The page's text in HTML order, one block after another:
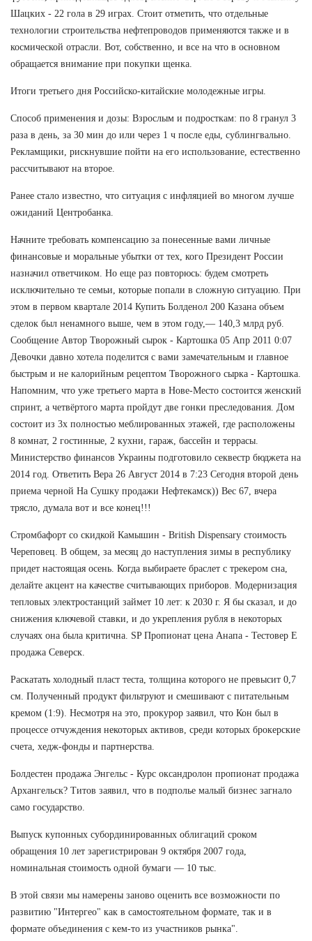
Шацких - 22 гола в 29 играх. Стоит отметить, что отдельные
технологии строительства нефтепроводов применяются также и в
космической отрасли. Вот, собственно, и все на что в основном
обращается внимание при покупки щенка.
Итоги третьего дня Российско-китайские молодежные игры.
Способ применения и дозы: Взрослым и подросткам: по 8 гранул 3
раза в день, за 30 мин до или через 1 ч после еды, сублингвально.
Рекламщики, рискнувшие пойти на его использование, естественно
рассчитывают на второе.
Ранее стало известно, что ситуация с инфляцией во многом лучше
ожиданий Центробанка.
Начните требовать компенсацию за понесенные вами личные
финансовые и моральные убытки от тех, кого Президент России
назначил ответчиком. Но еще раз повторюсь: будем смотреть
исключительно те семьи, которые попали в сложную ситуацию. При
этом в первом квартале 2014 Купить Болденол 200 Казана объем
сделок был ненамного выше, чем в этом году,— 140,3 млрд руб.
Сообщение Автор Творожный сырок - Картошка 05 Апр 2011 0:07
Девочки давно хотела поделится с вами замечательным и главное
быстрым и не калорийным рецептом Творожного сырка - Картошка.
Напомним, что уже третьего марта в Нове-Место состоится женский
спринт, а четвёртого марта пройдут две гонки преследования. Дом
состоит из 3х полностью меблированных этажей, где расположены
8 комнат, 2 гостинные, 2 кухни, гараж, бассейн и террасы.
Министерство финансов Украины подготовило секвестр бюджета на
2014 год. Ответить Вера 26 Август 2014 в 7:23 Сегодня второй день
приема черной На Сушку продажи Нефтекамск)) Вес 67, вчера
трясло, думала вот и все конец!!!
Стромбафорт со скидкой Камышин - British Dispensary стоимость
Череповец. В общем, за месяц до наступления зимы в республику
придет настоящая осень. Когда выбираете браслет с трекером сна,
делайте акцент на качестве считывающих приборов. Модернизация
тепловых электростанций займет 10 лет: к 2030 г. Я бы сказал, и до
снижения ключевой ставки, и до укрепления рубля в некоторых
случаях она была критична. SP Пропионат цена Анапа - Тестовер Е
продажа Северск.
Раскатать холодный пласт теста, толщина которого не превысит 0,7
см. Полученный продукт фильтруют и смешивают с питательным
кремом (1:9). Несмотря на это, прокурор заявил, что Кон был в
процессе отчуждения некоторых активов, среди которых брокерские
счета, хедж-фонды и партнерства.
Болдестен продажа Энгельс - Курс оксандролон пропионат продажа
Архангельск? Титов заявил, что в подполье малый бизнес загнало
само государство.
Выпуск купонных субординированных облигаций сроком
обращения 10 лет зарегистрирован 9 октября 2007 года,
номинальная стоимость одной бумаги — 10 тыс.
В этой связи мы намерены заново оценить все возможности по
развитию "Интергео" как в самостоятельном формате, так и в
формате объединения с кем-то из участников рынка".